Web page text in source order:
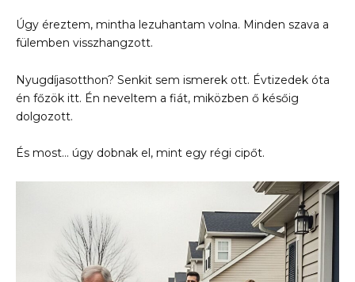
Úgy éreztem, mintha lezuhantam volna. Minden szava a
fülemben visszhangzott.
Nyugdíjasotthon? Senkit sem ismerek ott. Évtizedek óta
én főzök itt. Én neveltem a fiát, miközben ő későig
dolgozott.
És most… úgy dobnak el, mint egy régi cipőt.